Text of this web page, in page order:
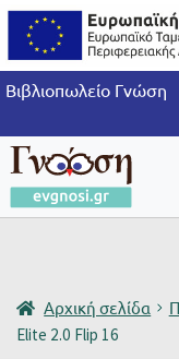
Βιβλιοπωλείο Γνώση
Αρχική σελίδα
Elite 2.0 Flip 16